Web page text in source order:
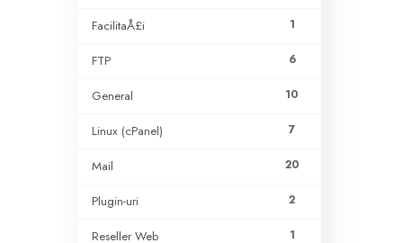
1
FacilitaÅ£i
6
FTP
10
General
7
Linux (cPanel)
20
Mail
2
Plugin-uri
1
Reseller Web